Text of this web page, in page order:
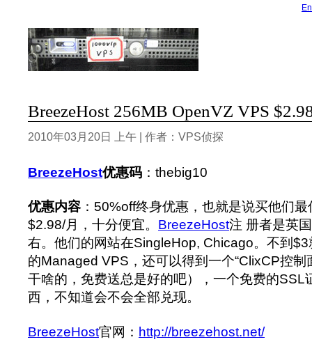
BreezeHost 256MB OpenVZ VPS
2010年03月20日 上午 | 作者：VPS侦探
BreezeHost优惠码 ：thebig10
优惠内容 ：50%off终身优惠，也就是说买他们
$2.98/月，十分便宜。 BreezeHost注 册者是英
右。他们的网站在SingleHop, Chicago。不到
的Managed VPS，还可以得到一个“ClixCP控制
干啥的，免费送总是好的吧），一个免费的SSL
西，不知道会不会全部兑现。
BreezeHost官网： http://breezehost.net/